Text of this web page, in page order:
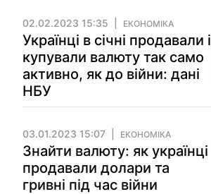
02.02.2023 15:35 ЕКОНОМІКА
Українці в січні продавали і
купували валюту так само
активно, як до війни: дані
НБУ
03.01.2023 15:07 ЕКОНОМІКА
Знайти валюту: як українці
продавали долари та
гривні під час війни